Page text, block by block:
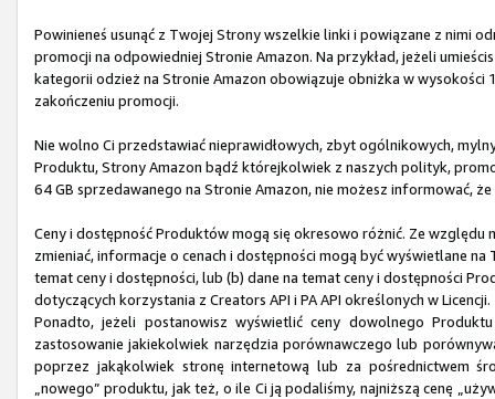
Powinieneś usunąć z Twojej Strony wszelkie linki i powiązane z nimi
promocji na odpowiedniej Stronie Amazon. Na przykład, jeżeli
kategorii odzież na Stronie Amazon obowiązuje obniżka w wysokości
zakończeniu promocji.
Nie wolno Ci przedstawiać nieprawidłowych, zbyt ogólnikowych,
Produktu, Strony Amazon bądź którejkolwiek z naszych polityk,
64 GB sprzedawanego na Stronie Amazon, nie możesz informować,
Ceny i dostępność Produktów mogą się okresowo różnić. Ze względu
zmieniać, informacje o cenach i dostępności mogą być wyświetlane
temat ceny i dostępności, lub (b) dane na temat ceny i dostępności
dotyczących korzystania z Creators API i PA API określonych w Licencji.
Ponadto, jeżeli postanowisz wyświetlić ceny dowolnego
zastosowanie jakiekolwiek narzędzia porównawczego lub
poprzez jakąkolwiek stronę internetową lub za pośrednictwem
„nowego” produktu, jak też, o ile Ci ją podaliśmy, najniższą cenę